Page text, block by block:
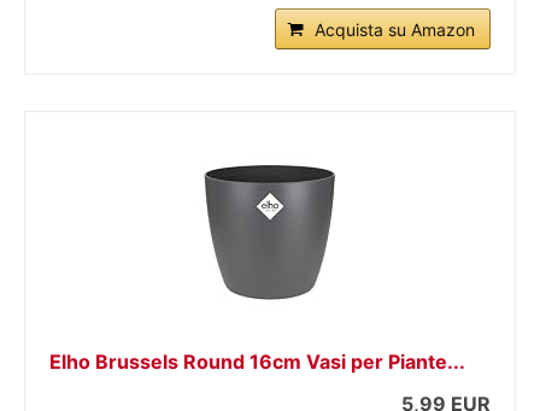
Acquista su Amazon
Elho Brussels Round 16cm Vasi per Piante...
5,99 EUR